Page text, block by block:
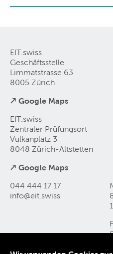
EIT.swiss
Geschäftsstelle
Limmatstrasse 63
8005 Zürich
↗ Google Maps
EIT.swiss
Zentraler Prüfungsort
Vulkanplatz 3
8048 Zürich-Altstetten
↗ Google Maps
044 444 17 17
info@eit swiss